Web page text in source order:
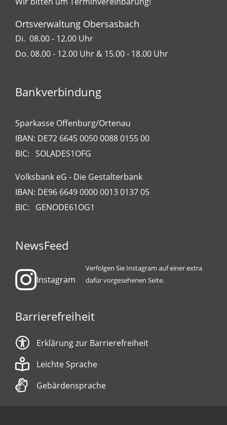
Ortsverwaltung Obersasbach
Di. 08.00 - 12.00 Uhr
Do. 08.00 - 12.00 Uhr & 15.00 - 18.00 Uhr
Bankverbindung
Sparkasse Offenburg/Ortenau
IBAN: DE72 6645 0050 0088 0155 00
BIC: SOLADES1OFG
Volksbank eG - Die Gestalterbank
IBAN: DE96 6649 0000 0013 0137 05
BIC: GENODE61OG1
NewsFeed
Instagram
Verfolgen Sie Instagram auf einer extra
dafür vorgesehenen Seite.
Barrierefreiheit
Erklärung zur Barrierefreiheit
Leichte Sprache
Gebärdensprache